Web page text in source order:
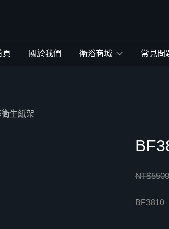
頁 關於我們 衛浴商城 常見問
生紙架
NT$5500
BF3810